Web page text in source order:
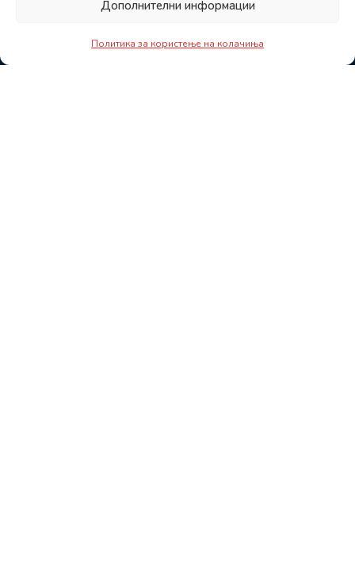
Дополнителни информации
Политика за користење на колачиња